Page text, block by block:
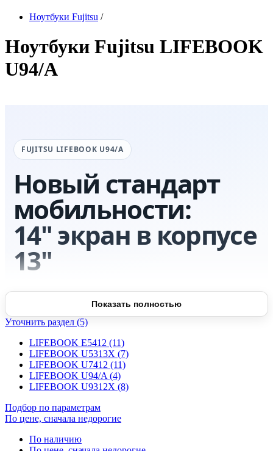
Ноутбуки Fujitsu /
Ноутбуки Fujitsu LIFEBOOK
U94/A
FUJITSU LIFEBOOK U94/A
Новый стандарт
мобильности:
14" экран в корпусе
13"
Ультралёгкий бизнес-ноутбук от898 гв магниевом
корпусе: сенсорный дисплейWUXGA 16:10
платформаIntel Core i7‑1360P
Thunderbolt 4 и Windows 11 Pro.
от 898 г 14" WUXGA Touch
Core i7‑1360P
2× Thunderbolt 4 Сделано в Японии
Показать полностью
Уточнить раздел (5)
LIFEBOOK E5412 (11)
LIFEBOOK U5313X (7)
LIFEBOOK U7412 (11)
LIFEBOOK U94/A (4)
LIFEBOOK U9312X (8)
Подбор по параметрам
По цене, сначала недорогие
По наличию